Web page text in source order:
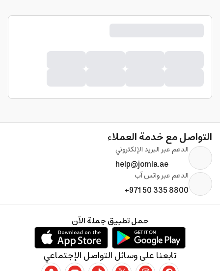
التواصل مع خدمة العملاء
الدعم عبر البريد الإلكتروني
help@jomla.ae
الدعم عبر واتس آب
+971 50 335 8800
تابعنا على وسائل التواصل الإجتماعي
حمل تطبيق جملة الآن